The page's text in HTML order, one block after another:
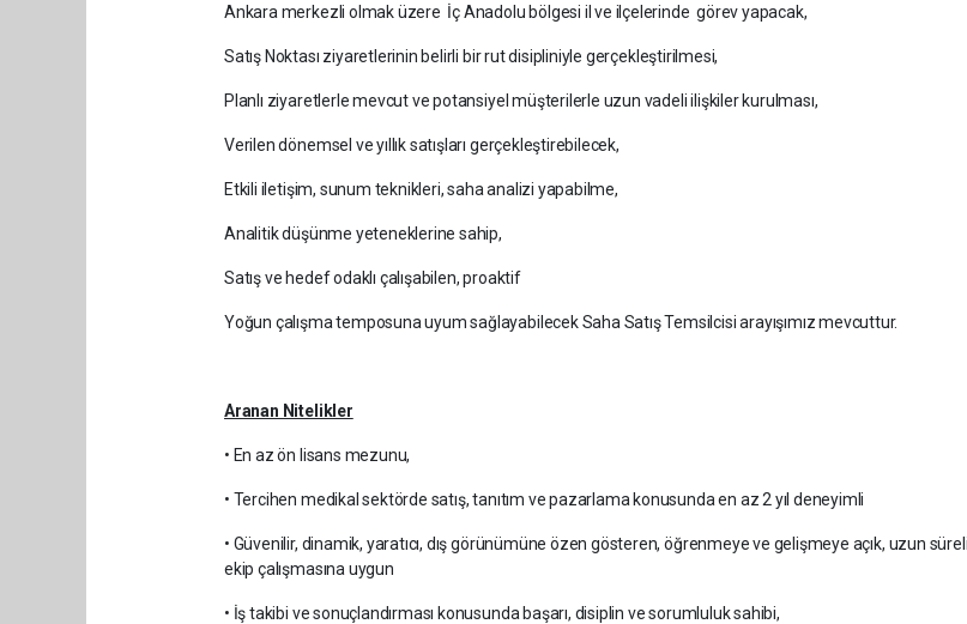
Ankara merkezli olmak üzere İç Anadolu bölgesi il ve ilçelerinde görev yapacak,
Satış Noktası ziyaretlerinin belirli bir rut disipliniyle gerçekleştirilmesi,
Planlı ziyaretlerle mevcut ve potansiyel müşterilerle uzun vadeli ilişkiler kurulması,
Verilen dönemsel ve yıllık satışları gerçekleştirebilecek,
Etkili iletişim, sunum teknikleri, saha analizi yapabilme,
Analitik düşünme yeteneklerine sahip,
Satış ve hedef odaklı çalışabilen, proaktif
Yoğun çalışma temposuna uyum sağlayabilecek Saha Satış Temsilcisi arayışımız mevcuttur.
Aranan Nitelikler
• En az ön lisans mezunu,
• Tercihen medikal sektörde satış, tanıtım ve pazarlama konusunda en az 2 yıl deneyimli
• Güvenilir, dinamik, yaratıcı, dış görünümüne özen gösteren, öğrenmeye ve gelişmeye açık, uzun
ekip çalışmasına uygun
• İş takibi ve sonuçlandırması konusunda başarı, disiplin ve sorumluluk sahibi,